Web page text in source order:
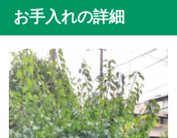
お手入れの詳細